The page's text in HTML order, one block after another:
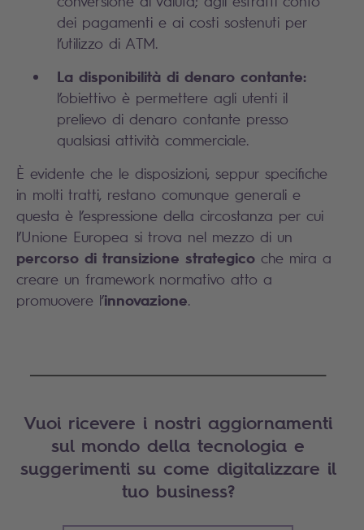
dei pagamenti e ai costi sostenuti per
l’utilizzo di ATM.
La disponibilità di denaro contante:
l’obiettivo è permettere agli utenti il
prelievo di denaro contante presso
qualsiasi attività commerciale.
È evidente che le disposizioni, seppur specifiche
in molti tratti, restano comunque generali e
questa è l’espressione della circostanza per cui
l’Unione Europea si trova nel mezzo di un
percorso di transizione strategico che mira a
creare un framework normativo atto a
promuovere l’innovazione.
Vuoi ricevere i nostri aggiornamenti
sul mondo della tecnologia e
suggerimenti su come digitalizzare il
tuo business?